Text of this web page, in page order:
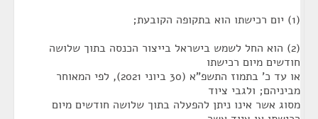
(1) יום רכישתו הוא בתקופה הקובעת;
(2) הוא החל לשמש בישראל בייצור הכנסה בתוך שלושה
חודשים מיום רכישתו
או עד כ' בתמוז התשפ"א (30 ביוני 2021), לפי המאוחר
מביניהם; ולגבי ציוד
מסוג אשר אינו ניתן להפעלה בתוך שלושה חודשים מיום